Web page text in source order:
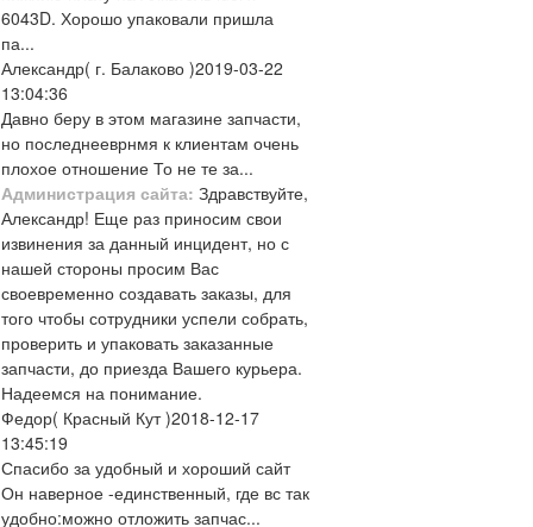
6043D. Хорошо упаковали пришла
па...
Александр( г. Балаково )2019-03-22
13:04:36
Давно беру в этом магазине запчасти,
но последнееврнмя к клиентам очень
плохое отношение То не те за...
Администрация сайта: Здравствуйте,
Александр! Еще раз приносим свои
извинения за данный инцидент, но с
нашей стороны просим Вас
своевременно создавать заказы, для
того чтобы сотрудники успели собрать,
проверить и упаковать заказанные
запчасти, до приезда Вашего курьера.
Надеемся на понимание.
Федор( Красный Кут )2018-12-17
13:45:19
Спасибо за удобный и хороший сайт
Он наверное -единственный, где вс так
удобно:можно отложить запчас...